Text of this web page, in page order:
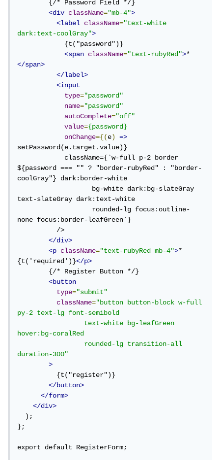
        {/* Password Field */}
<div
className="mb-4">
<label
className="text-white
dark:text-coolGray">
            {t("password")}
<span
className="text-rubyRed">*
</span>
</label>
<input
type="password"
name="password"
autoComplete="off"
value={password}
onChange={(e)
=>
setPassword(e.target.value)}
            className={`w-full p-2 border
${password === "" ? "border-rubyRed" : "border-
coolGray"} dark:border-white
                   bg-white dark:bg-slateGray
text-slateGray dark:text-white
                   rounded-lg focus:outline-
none focus:border-leafGreen`}
          />
</div>
<p
className="text-rubyRed mb-4">*
{t('required')}</p>
        {/* Register Button */}
<button
type="submit"
className="button button-block w-full
py-2 text-lg font-semibold
                 text-white bg-leafGreen
hover:bg-coralRed
                 rounded-lg transition-all
duration-300"
>
          {t("register")}
</button>
</form>
</div>
  );
};
export default RegisterForm;